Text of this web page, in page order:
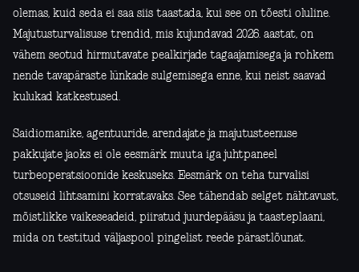
olemas, kuid seda ei saa siis taastada, kui see on tõesti oluline.
Majutusturvalisuse trendid, mis kujundavad 2026. aastat, on
vähem seotud hirmutavate pealkirjade tagaajamisega ja rohkem
nende tavapäraste lünkade sulgemisega enne, kui neist saavad
kulukad katkestused.
Saidiomanike, agentuuride, arendajate ja majutusteenuse
pakkujate jaoks ei ole eesmärk muuta iga juhtpaneel
turbeoperatsioonide keskuseks. Eesmärk on teha turvalisi
otsuseid lihtsamini korratavaks. See tähendab selget nähtavust,
mõistlikke vaikeseadeid, piiratud juurdepääsu ja taasteplaani,
mida on testitud väljaspool pingelist reede pärastlõunat.